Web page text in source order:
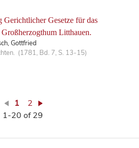
Gerichtlicher Gesetze für das
Litthauen.
Gottfried
(1781, Bd. 7, S. 13-15)
1
2
1-20 of 29